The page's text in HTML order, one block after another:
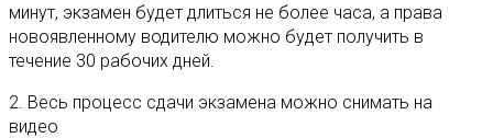
минут, экзамен будет длиться не более часа, а права
новоявленному водителю можно будет получить в
течение 30 рабочих дней.
2. Весь процесс сдачи экзамена можно снимать на
видео